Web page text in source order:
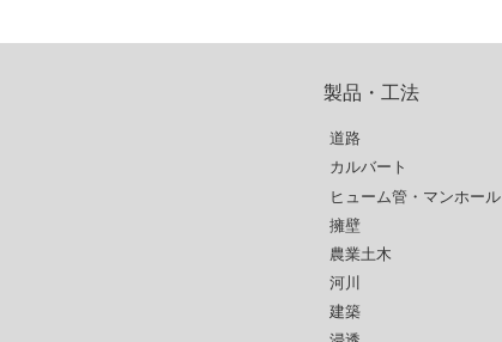
製品・工法
道路
カルバート
ヒューム管・マンホール
擁壁
農業土木
河川
建築